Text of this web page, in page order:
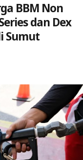
BBM Non
dan Dex
Sumut